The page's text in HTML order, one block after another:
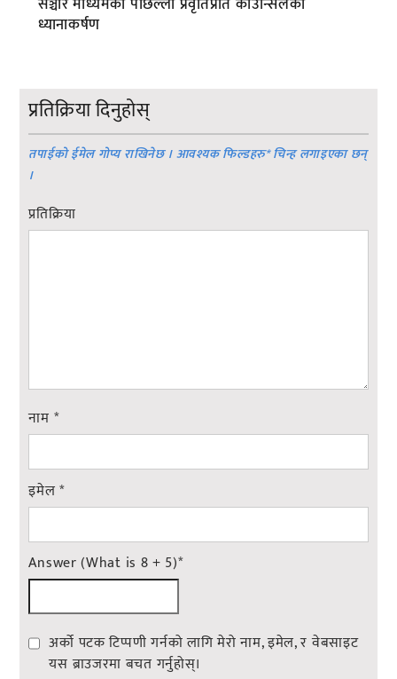
ध्यानाकर्षण
प्रतिक्रिया दिनुहोस्
तपाईको ईमेल गोप्य राखिनेछ । आवश्यक फिल्डहरु*चिन्ह लगाइएका छन्
।
प्रतिक्रिया
नाम *
इमेल*
Answer (What is 8 + 5)*
अर्को पटक टिप्पणी गर्नको लागि मेरो नाम, इमेल, र वेबसाइट
यस ब्राउजरमा बचत गर्नुहोस्।